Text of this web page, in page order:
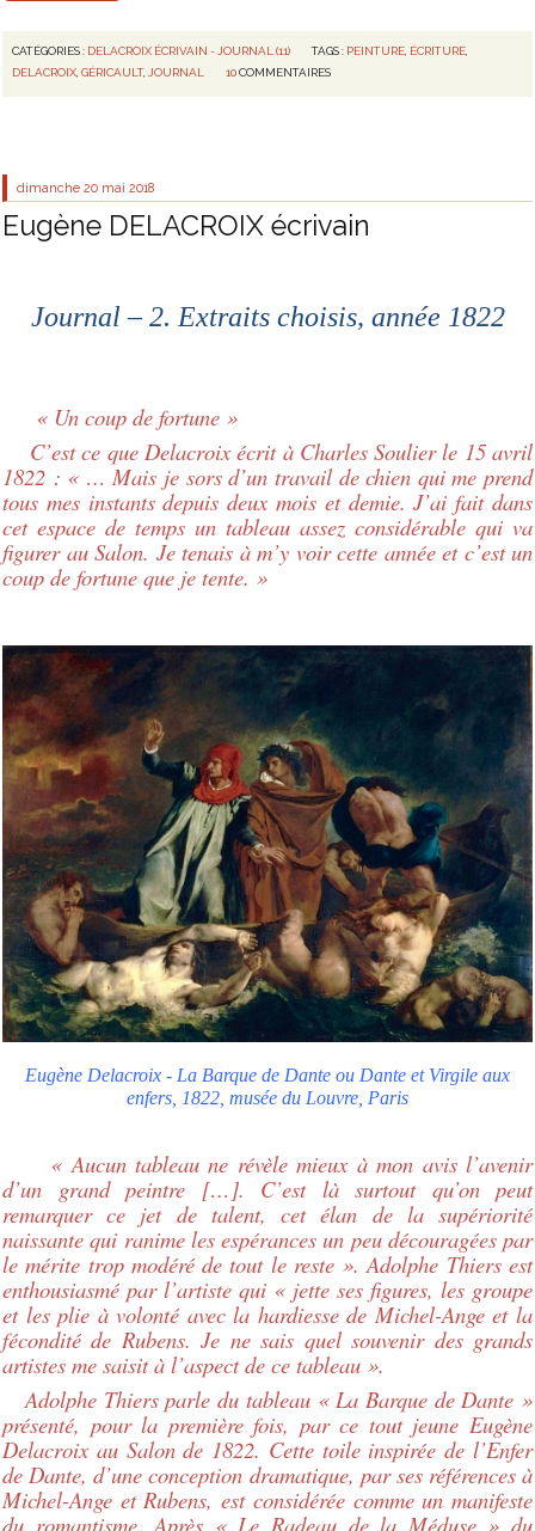
CATÉGORIES : DELACROIX ÉCRIVAIN - JOURNAL (11) TAGS : PEINTURE ÉCRITURE
DELACROIX ,GÉRICAULT, JOURNAL 10 COMMENTAIRES
dimanche 20 mai 2018
Eugène DELACROIX écrivain
Journal – 2. Extraits choisis, année 1822
« Un coup de fortune »
C’est ce que Delacroix écrit à Charles Soulier le 15 avril
1822 : « … Mais je sors d’un travail de chien qui me prend
tous mes instants depuis deux mois et demie. J’ai fait dans
cet espace de temps un tableau assez considérable qui va
figurer au Salon. Je tenais à m’y voir cette année et c’est un
coup de fortune que je tente. »
Eugène Delacroix - La Barque de Dante ou Dante et Virgile aux
enfers, 1822, musée du Louvre, Paris
« Aucun tableau ne révèle mieux à mon avis l’avenir
d’un grand peintre […]. C’est là surtout qu’on peut
remarquer ce jet de talent, cet élan de la supériorité
naissante qui ranime les espérances un peu découragées par
le mérite trop modéré de tout le reste ». Adolphe Thiers est
enthousiasmé par l’artiste qui « jette ses figures, les groupe
et les plie à volonté avec la hardiesse de Michel-Ange et la
fécondité de Rubens. Je ne sais quel souvenir des grands
artistes me saisit à l’aspect de ce tableau ».
Adolphe Thiers parle du tableau « La Barque de Dante »
présenté, pour la première fois, par ce tout jeune Eugène
Delacroix au Salon de 1822. Cette toile inspirée de l’Enfer
de Dante, d’une conception dramatique, par ses références à
Michel-Ange et Rubens, est considérée comme un manifeste
du romantisme. Après « Le Radeau de la Méduse » du